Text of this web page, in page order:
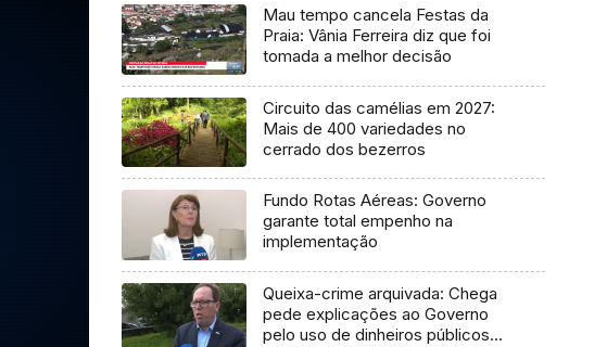
Mau tempo cancela Festas da
Praia: Vânia Ferreira diz que foi
tomada a melhor decisão
Circuito das camélias em 2027:
Mais de 400 variedades no
cerrado dos bezerros
Fundo Rotas Aéreas: Governo
garante total empenho na
implementação
Queixa-crime arquivada: Chega
pede explicações ao Governo
pelo uso de dinheiros públicos